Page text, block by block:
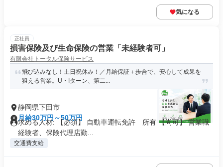
気になる
正社員
損害保険及び生命保険の営業「未経験者可」
有限会社トータル保険サービス
飛び込みなし！土日祝休み！／月給保証＋歩合で、安心して成果を
狙える営業。U・Iターン、第二...
静岡県下田市
月給30万円～50万円
求める人材: 【必須】 自動車運転免許 所有 【尚可】 営業職
経験者、保険代理店勤...
交通費支給